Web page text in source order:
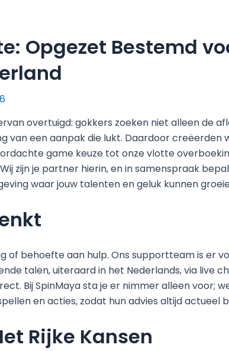
Opgezet Bestemd
overtuigd: gokkers zoeken niet alleen de
van een aanpak die lukt. Daardoor creëerden
game keuze tot onze vlotte
zijn je partner hierin, en in samenspraak
waar jouw talenten en geluk kunnen
of behoefte aan hulp. Ons supportteam is er
talen, uiteraard in het Nederlands, via live
Bij SpinMaya sta je er nimmer alleen voor;
en acties, zodat hun advies altijd actueel
Rijke Kansen